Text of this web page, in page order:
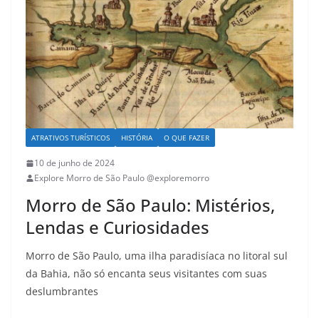
ATRATIVOS TURÍSTICOS HISTÓRIA O QUE FAZER
10 de junho de 2024
Explore Morro de São Paulo @exploremorro
Morro de São Paulo: Mistérios,
Lendas e Curiosidades
Morro de São Paulo, uma ilha paradisíaca no litoral sul
da Bahia, não só encanta seus visitantes com suas
deslumbrantes